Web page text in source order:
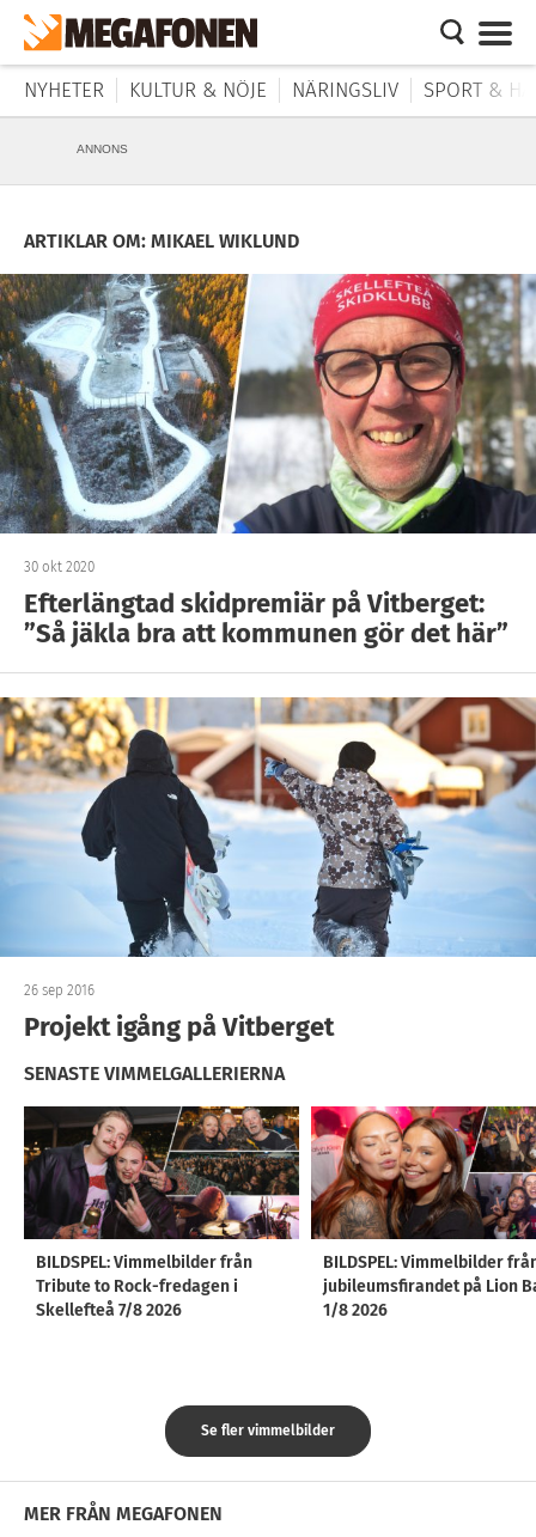
NYHETER KULTUR & NÖJE NÄRINGSLIV SPORT &
ANNONS
ARTIKLAR OM: MIKAEL WIKLUND
30 okt 2020
Efterlängtad skidpremiär på Vitberget:
”Så jäkla bra att kommunen gör det här”
26 sep 2016
Projekt igång på Vitberget
SENASTE VIMMELGALLERIERNA
BILDSPEL: Vimmelbilder från
Tribute to Rock-fredagen i
Skellefteå 7/8 2026
BILDSPEL: Vimmelbilder
jubileumsfirandet på Lion
1/8 2026
Se fler vimmelbilder
MER FRÅN MEGAFONEN